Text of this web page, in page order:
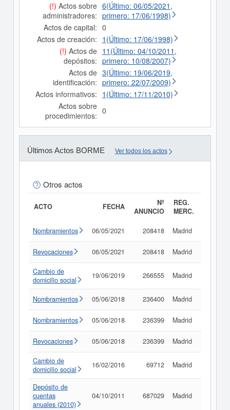
(!) Actos sobre
administradores:
6(Último: 06/05/2021,
primero: 17/06/1998)
Actos de capital: 0
Actos de creación: 1(Último: 17/06/1998)
(!) Actos de
depósitos:
11(Último: 04/10/2011,
primero: 10/08/2007)
Actos de
identificación:
3(Último: 19/06/2019,
primero: 22/07/2009)
Actos informativos: 1(Último: 17/11/2010)
Actos sobre
procedimientos: 0
Últimos Actos BORME Ver todos los actos
Otros actos
ACTO FECHA
Nº
ANUNCIO
REG.
MERC.
Nombramientos 06/05/2021 208418 Madrid
Revocaciones 06/05/2021 208418 Madrid
Cambio de
domicilio social
19/06/2019 266555 Madrid
Nombramientos 05/06/2018 236400 Madrid
Nombramientos 05/06/2018 236399 Madrid
Revocaciones 05/06/2018 236399 Madrid
Cambio de
domicilio social
16/02/2016 69712 Madrid
Depósito de
cuentas
anuales (2010)
04/10/2011 687029 Madrid